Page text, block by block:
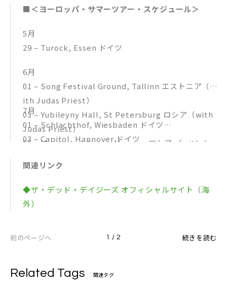
■＜ヨーロッパ・サマーツアー・スケジュール＞
5月
29 – Turock, Essen ドイツ
6月
01 – Song Festival Ground, Tallinn エストニア（w
ith Judas Priest）
03 – Yubileyny Hall, St Petersburg ロシア（with
Judas Priest）
05 – Megasport Arena, Moscow ロシア （with Ju
09 – Lucerna Music Bar, Prague チェコ共和国
10 – Hirsch, Nuremberg ドイツ
12 – Nova Rock Festival, Nickelsdorf オーストリ
（with Foreigner）
ner）
7月
01 – Schlachthof, Wiesbaden ドイツ
03 – Capitol, Hannover ドイツ
07 – Conrad Sohm, Dornbirn オーストリア
10 – Backstage Werk, Munich ドイツ
11 – Columbia Theater, Berlin ドイツ
Judas Priest）
udas Priest）
17 – Faliro Olympic Indoor Hall, Athens ギリシャ
関連リンク
◆ザ・デッド・デイジーズ オフィシャルサイト（海
外）
前のページへ 1 / 2 続きを読む
Related Tags 関連タグ